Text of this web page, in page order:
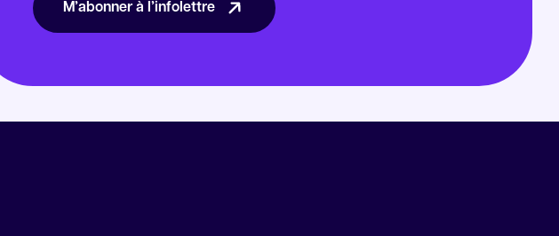
M’abonner à l’infolettre